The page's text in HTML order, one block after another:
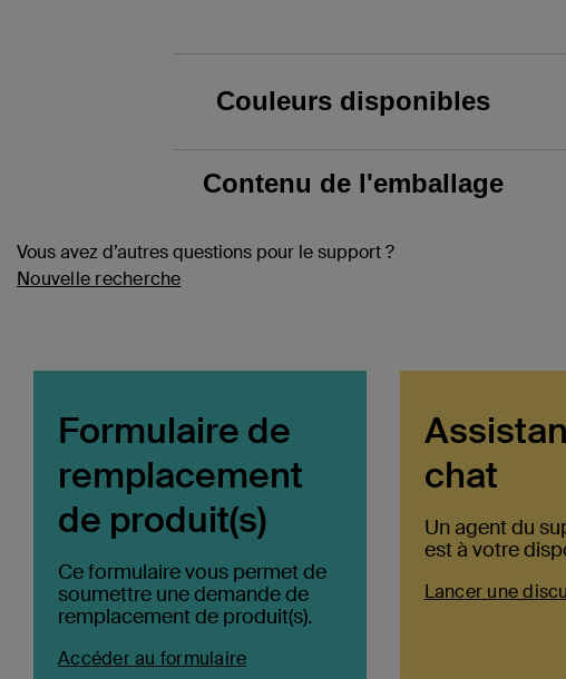
Couleurs disponibles
Contenu de l'emballage
Vous avez d’autres questions pour le support ?
Nouvelle recherche
Formulaire de
remplacement
de produit(s)
Ce formulaire vous permet de
soumettre une demande de
remplacement de produit(s).
Accéder au formulaire
chat
Un agent du
est à votre
Lancer une